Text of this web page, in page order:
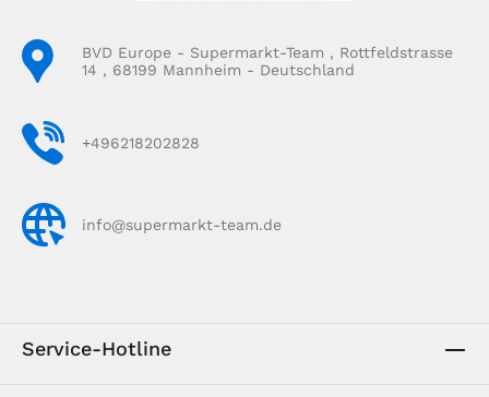
BVD Europe - Supermarkt-Team , Rottfeldstrasse
14 , 68199 Mannheim - Deutschland
+496218202828
info@supermarkt-team.de
Service-Hotline